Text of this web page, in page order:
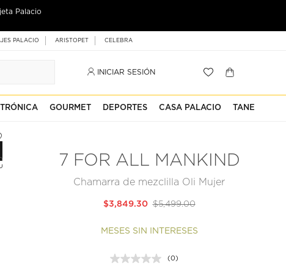
Palacio
PALACIO ARISTOPET CELEBRA
INICIAR SESIÓN
GOURMET DEPORTES CASA PALACIO TANE
7 FOR ALL MANKIND
Chamarra de mezclilla Oli Mujer
$5,499.00
$3,849.30
MESES SIN INTERESES
Sin
(0)